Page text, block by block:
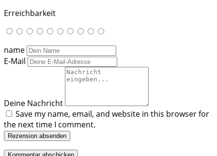
Erreichbarkeit
name
E-Mail
Deine Nachricht
Save my name, email, and website in this browser for
the next time I comment.
Rezension absenden